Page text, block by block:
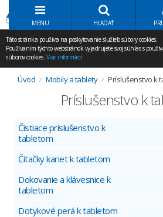
MENU HĽADAŤ
Táto stránka používa na poskytovanie služieb súbory cookies.
Používaním týchto webstránok vyjadrujete svoj súhlas s
súborov cookies. Viac informácií
Úvod Mobily a tablety Príslušenstvo k
Príslušenstvo k
Čistiace príslušenstvo k
tabletom
Čítačky kariet k tabletom
Dokovanie a klávesnice k
tabletom
Dotykové perá k tabletom